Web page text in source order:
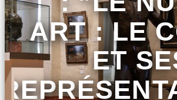
ART : LE
ET